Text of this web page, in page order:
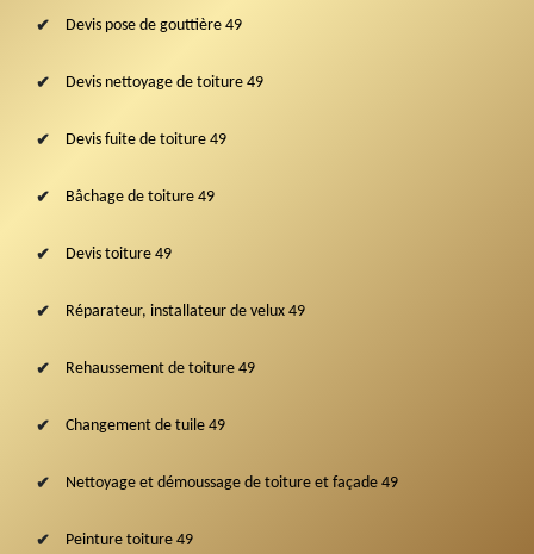
Devis pose de gouttière 49
Devis nettoyage de toiture 49
Devis fuite de toiture 49
Bâchage de toiture 49
Devis toiture 49
Réparateur, installateur de velux 49
Rehaussement de toiture 49
Changement de tuile 49
Nettoyage et démoussage de toiture et façade 49
Peinture toiture 49